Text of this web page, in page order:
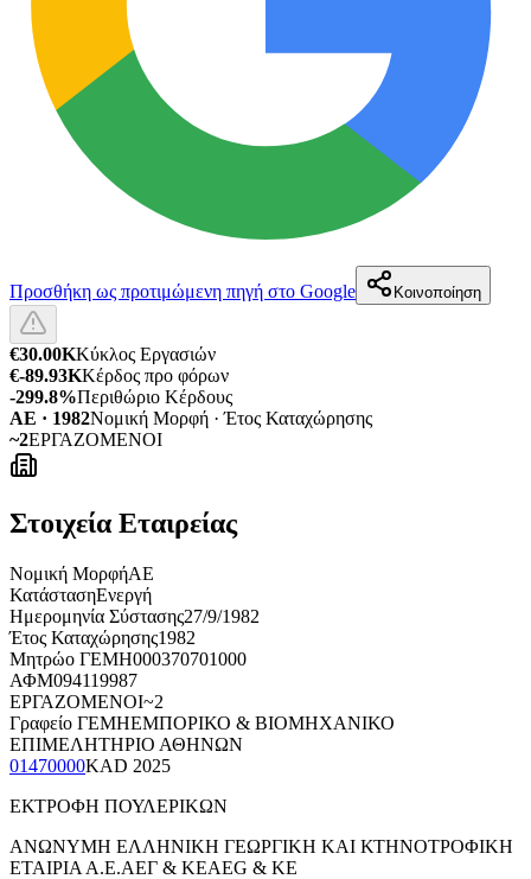
Προσθήκη ως προτιμώμενη πηγή στο Google Κοινοποίηση
€30.00KΚύκλος Εργασιών
€-89.93KΚέρδος προ φόρων
-299.8%Περιθώριο Κέρδους
ΑΕ · 1982Νομική Μορφή · Έτος Καταχώρησης
~2ΕΡΓΑΖΟΜΕΝΟΙ
Στοιχεία Εταιρείας
Νομική ΜορφήΑΕ
ΚατάστασηΕνεργή
Ημερομηνία Σύστασης27/9/1982
Έτος Καταχώρησης1982
Μητρώο ΓΕΜΗ000370701000
ΑΦΜ094119987
ΕΡΓΑΖΟΜΕΝΟΙ~2
Γραφείο ΓΕΜΗΕΜΠΟΡΙΚΟ & ΒΙΟΜΗΧΑΝΙΚΟ
ΕΠΙΜΕΛΗΤΗΡΙΟ ΑΘΗΝΩΝ
01470000KAD 2025
ΕΚΤΡΟΦΗ ΠΟΥΛΕΡΙΚΩΝ
ΑΝΩΝΥΜΗ ΕΛΛΗΝΙΚΗ ΓΕΩΡΓΙΚΗ ΚΑΙ ΚΤΗΝΟΤΡΟΦΙΚΗ
ΕΤΑΙΡΙΑ Α.Ε.ΑΕΓ & ΚΕAEG & KE